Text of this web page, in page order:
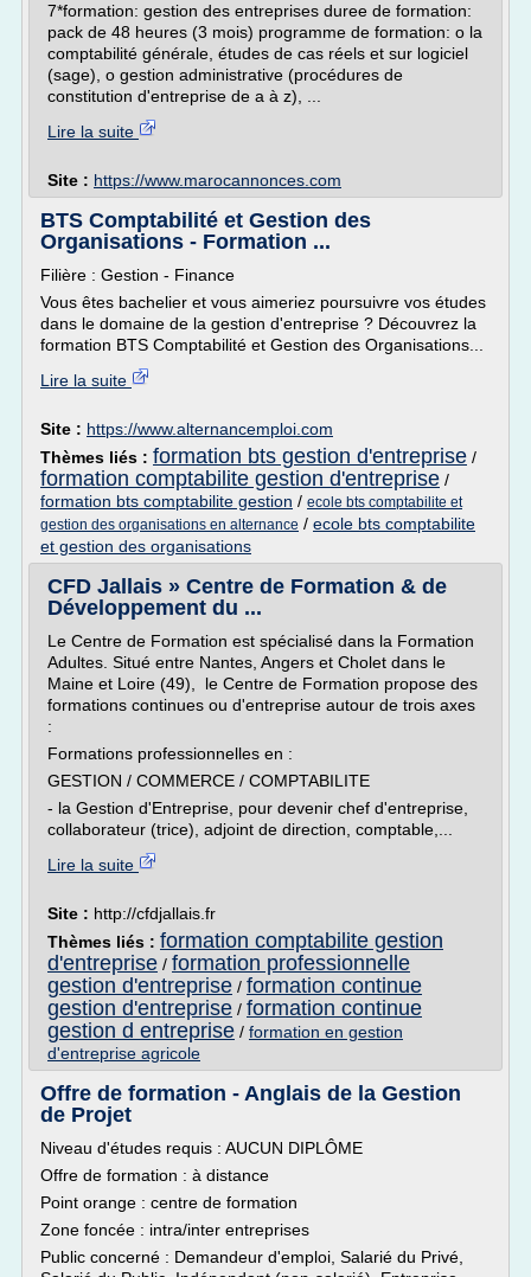
7*formation: gestion des entreprises duree de formation:
pack de 48 heures (3 mois) programme de formation: o la
comptabilité générale, études de cas réels et sur logiciel
(sage), o gestion administrative (procédures de
constitution d'entreprise de a à z), ...
Lire la suite
Site : https://www.marocannonces.com
BTS Comptabilité et Gestion des
Organisations - Formation ...
Filière : Gestion - Finance
Vous êtes bachelier et vous aimeriez poursuivre vos études
dans le domaine de la gestion d'entreprise ? Découvrez la
formation BTS Comptabilité et Gestion des Organisations...
Lire la suite
Site : https://www.alternancemploi.com
Thèmes liés : formation bts gestion d'entreprise /
formation comptabilite gestion d'entreprise /
formation bts comptabilite gestion / ecole bts comptabilite et
gestion des organisations en alternance / ecole bts comptabilite
et gestion des organisations
CFD Jallais » Centre de Formation & de
Développement du ...
Le Centre de Formation est spécialisé dans la Formation
Adultes. Situé entre Nantes, Angers et Cholet dans le
Maine et Loire (49), le Centre de Formation propose des
formations continues ou d'entreprise autour de trois axes
:
Formations professionnelles en :
GESTION / COMMERCE / COMPTABILITE
- la Gestion d'Entreprise, pour devenir chef d'entreprise,
collaborateur (trice), adjoint de direction, comptable,...
Lire la suite
Site : http://cfdjallais.fr
Thèmes liés : formation comptabilite gestion
d'entreprise / formation professionnelle
gestion d'entreprise / formation continue
gestion d'entreprise / formation continue
gestion d entreprise / formation en gestion
d'entreprise agricole
Offre de formation - Anglais de la Gestion
de Projet
Niveau d'études requis : AUCUN DIPLÔME
Offre de formation : à distance
Point orange : centre de formation
Zone foncée : intra/inter entreprises
Public concerné : Demandeur d'emploi, Salarié du Privé,